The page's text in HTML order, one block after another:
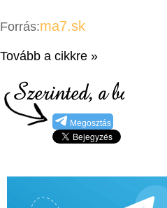
Forrás:ma7.sk
Tovább a cikkre »
Megosztás